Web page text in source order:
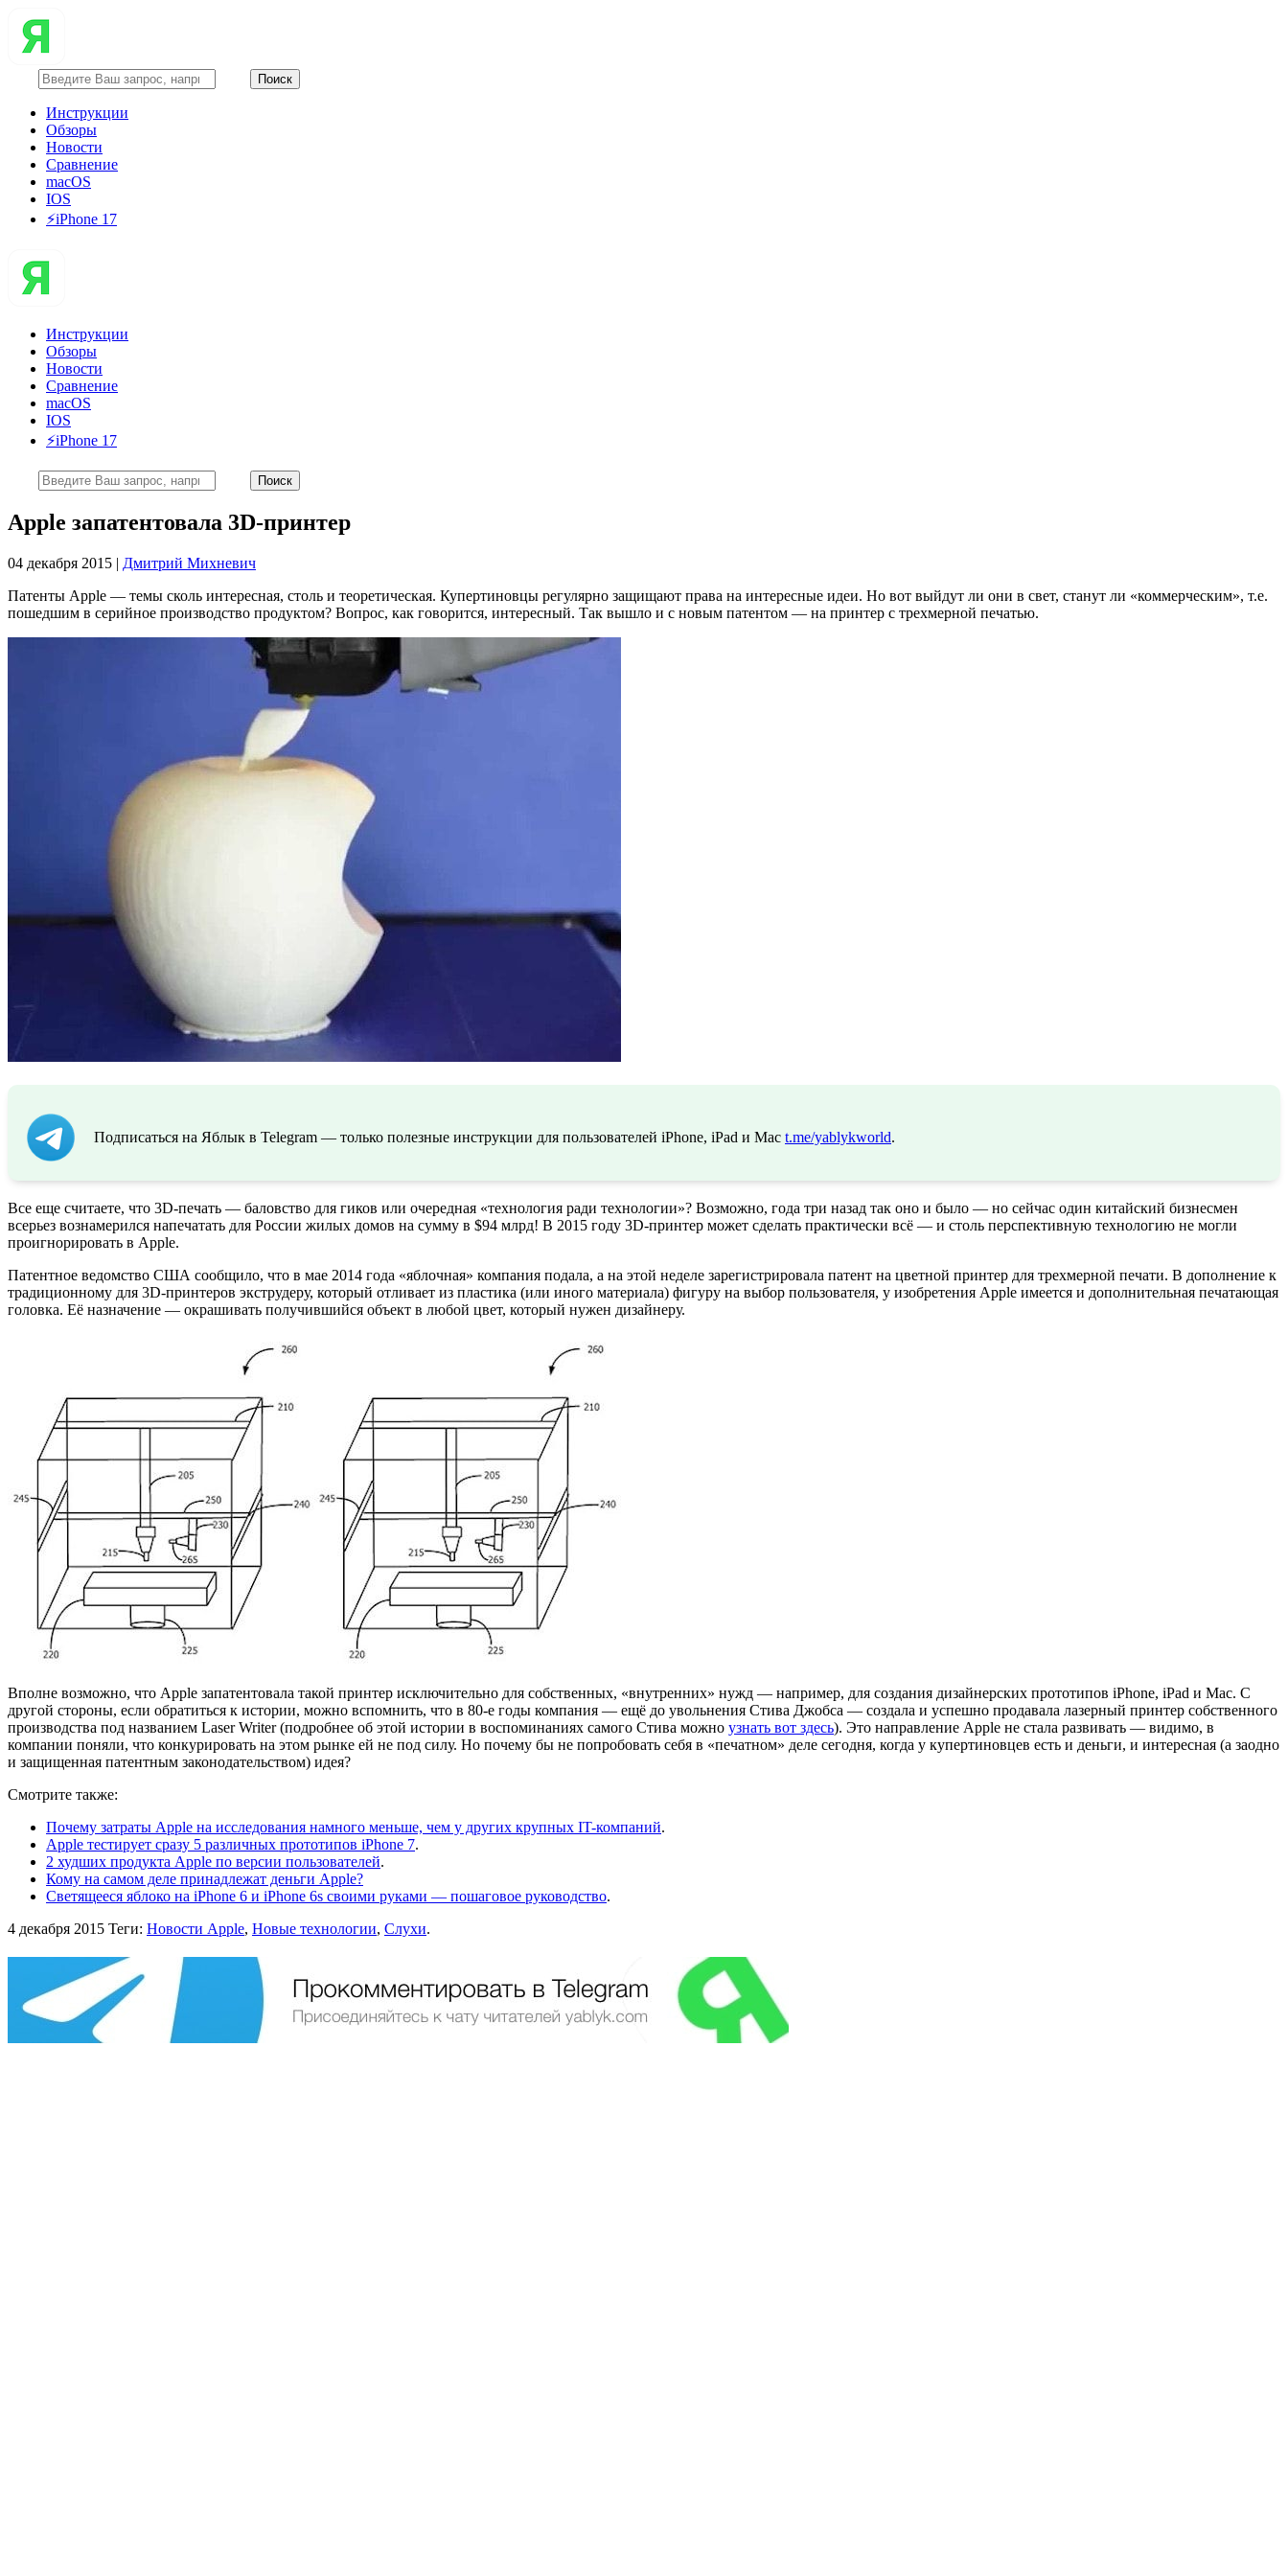
Инструкции
Обзоры
Новости
Сравнение
macOS
IOS
⚡️iPhone 17
Инструкции
Обзоры
Новости
Сравнение
macOS
IOS
⚡️iPhone 17
Apple запатентовала 3D-принтер
04 декабря 2015 | Дмитрий Михневич
Патенты Apple — темы сколь интересная, столь и теоретическая. Купертиновцы регулярно защищают права на интересные идеи. Но вот выйдут ли они в свет, станут ли «коммерческим», т.е.
пошедшим в серийное производство продуктом? Вопрос, как говорится, интересный. Так вышло и с новым патентом — на принтер с трехмерной печатью.
Подписаться на Яблык в Telegram — только полезные инструкции для пользователей iPhone, iPad и Mac t.me/yablykworld.
Все еще считаете, что 3D-печать — баловство для гиков или очередная «технология ради технологии»? Возможно, года три назад так оно и было — но сейчас один китайский бизнесмен
всерьез вознамерился напечатать для России жилых домов на сумму в $94 млрд! В 2015 году 3D-принтер может сделать практически всё — и столь перспективную технологию не могли
проигнорировать в Apple.
Патентное ведомство США сообщило, что в мае 2014 года «яблочная» компания подала, а на этой неделе зарегистрировала патент на цветной принтер для трехмерной печати. В дополнение к
традиционному для 3D-принтеров экструдеру, который отливает из пластика (или иного материала) фигуру на выбор пользователя, у изобретения Apple имеется и дополнительная печатающая
головка. Её назначение — окрашивать получившийся объект в любой цвет, который нужен дизайнеру.
Вполне возможно, что Apple запатентовала такой принтер исключительно для собственных, «внутренних» нужд — например, для создания дизайнерских прототипов iPhone, iPad и Mac. С
другой стороны, если обратиться к истории, можно вспомнить, что в 80-е годы компания — ещё до увольнения Стива Джобса — создала и успешно продавала лазерный принтер собственного
производства под названием Laser Writer (подробнее об этой истории в воспоминаниях самого Стива можно узнать вот здесь). Это направление Apple не стала развивать — видимо, в
компании поняли, что конкурировать на этом рынке ей не под силу. Но почему бы не попробовать себя в «печатном» деле сегодня, когда у купертиновцев есть и деньги, и интересная (а заодно
и защищенная патентным законодательством) идея?
Смотрите также:
Почему затраты Apple на исследования намного меньше, чем у других крупных IT-компаний.
Apple тестирует сразу 5 различных прототипов iPhone 7.
2 худших продукта Apple по версии пользователей.
Кому на самом деле принадлежат деньги Apple?
Светящееся яблоко на iPhone 6 и iPhone 6s своими руками — пошаговое руководство.
4 декабря 2015 Теги: Новости Apple, Новые технологии, Слухи.